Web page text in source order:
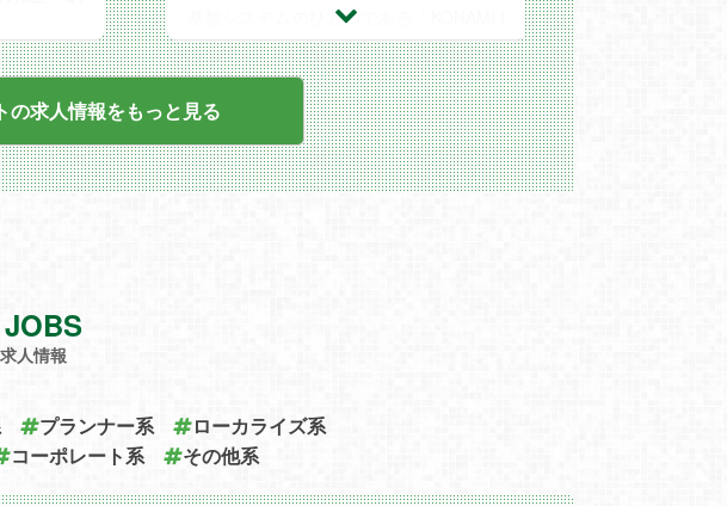
ム性に関
を笑顔に
基盤システムのひとつである「KONAMI I
D」は、ゲームとゲーム外のサービスの架
け橋となるIDシステムで、幅広い関連サー
ビスを構築しています。
★また『Web3ゲーム』について、手間を
省き分かりやすい設計をすることで、あら
ゆるゲームプレーヤーにとって使いやすい
サービスの仕組みを整備。同時にその仕組
みを使った全く新しい体験を提供するゲー
＜具体的な業務内容＞
・Webアプリケーション開発、API開発
発全般（決済システムやゲーム内ポイント
の求人情報をもっと見る
人情報
プランナー系
ローカライズ系
コーポレート系 その他系